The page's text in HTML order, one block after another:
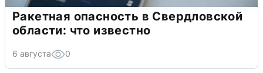
Ракетная опасность в Свердловской
области: что известно
6 августа 0